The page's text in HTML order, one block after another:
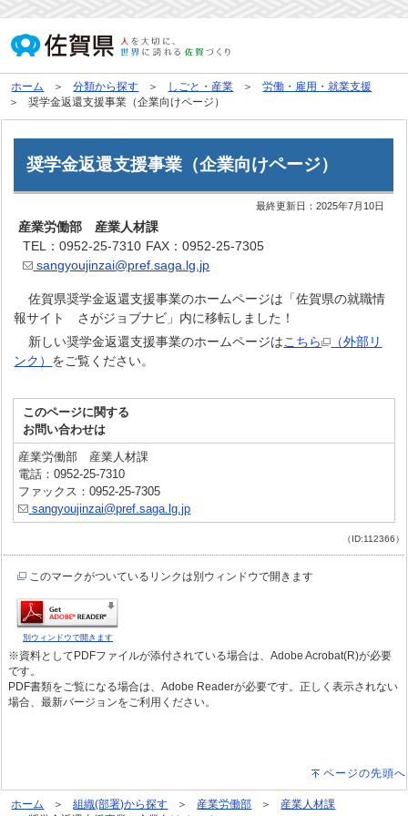
ホーム 分類から探す しごと・産業
労働・雇用・就業支援
奨学金返還支援事業（企業向けページ）
奨学金返還支援事業（企業向けページ）
最終更新日：2025年7月10日
産業労働部 産業人材課
TEL：0952-25-7310 FAX：0952-25-7305
sangyoujinzai@pref.saga.lg.jp
佐賀県奨学金返還支援事業のホームページは「佐賀県の就職情
報サイト さがジョブナビ」内に移転しました！
新しい奨学金返還支援事業のホームページはこちら
（外部リ
ンク） をご覧ください。
このページに関する
お問い合わせは
産業労働部 産業人材課
電話：0952-25-7310
ファックス：0952-25-7305
sangyoujinzai@pref.saga.lg.jp
（ID:112366）
このマークがついているリンクは別ウィンドウで開きます
別ウィンドウで開きます
※資料としてPDFファイルが添付されている場合は、Adobe Acrobat(R)が必要
です。
PDF書類をご覧になる場合は、Adobe Readerが必要です。正しく表示されない
場合、最新バージョンをご利用ください。
ページの先頭へ
ホーム 組織(部署)から探す 産業労働部
産業人材課